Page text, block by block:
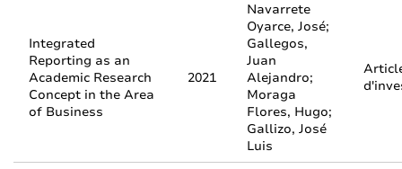
Integrated
Reporting as an
Academic Research
Concept in the Area
of Business
2021
Navarrete
Oyarce, José;
Gallegos,
Juan
Alejandro;
Moraga
Flores, Hugo;
Gallizo, José
Luis